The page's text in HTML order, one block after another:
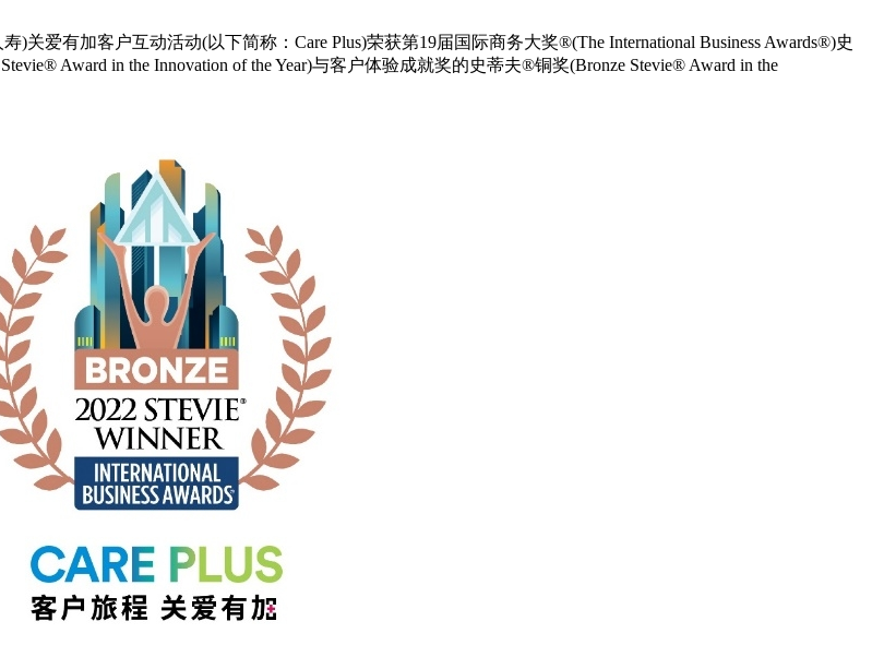
关爱有加客户互动活动(以下简称：Care Plus)荣获第19届国际商务大奖®(The International Business Awards®)史
Award in the Innovation of the Year)与客户体验成就奖的史蒂夫®铜奖(Bronze Stevie® Award in the